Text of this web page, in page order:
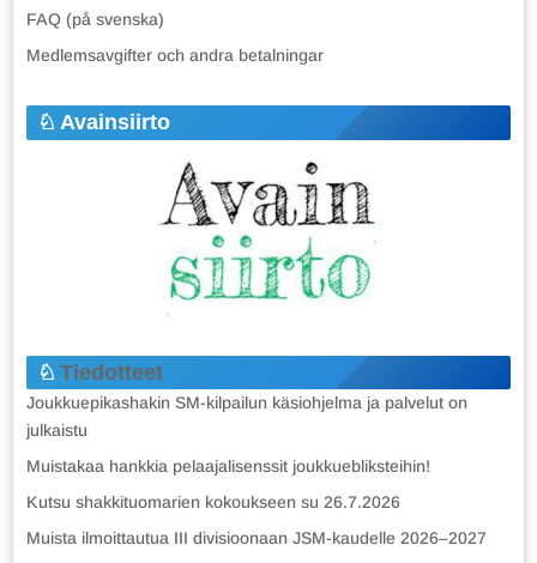
FAQ (på svenska)
Medlemsavgifter och andra betalningar
Avainsiirto
Tiedotteet
Joukkuepikashakin SM-kilpailun käsiohjelma ja palvelut on
julkaistu
Muistakaa hankkia pelaajalisenssit joukkuebliksteihin!
Kutsu shakkituomarien kokoukseen su 26.7.2026
Muista ilmoittautua III divisioonaan JSM-kaudelle 2026–2027